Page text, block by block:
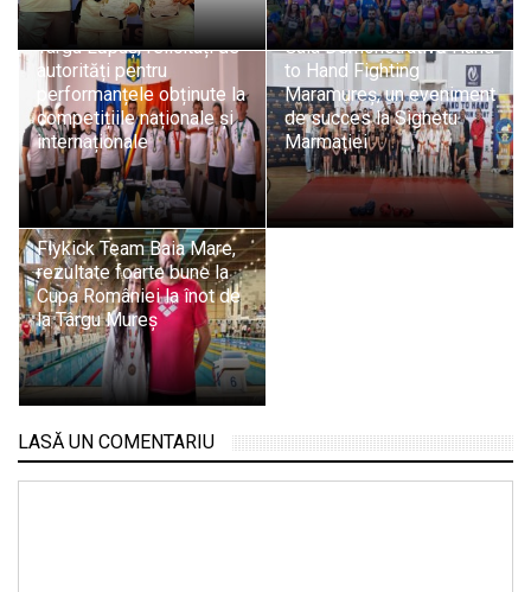
Sportivii A.C.S. Athletic
Târgu Lăpuș, felicitați de
autorități pentru
performanțele obținute la
competițiile naționale și
internaționale
Gala Demonstrativă Hand
to Hand Fighting
Maramureș, un eveniment
de succes la Sighetu
Marmației
Flykick Team Baia Mare,
rezultate foarte bune la
Cupa României la înot de
la Târgu Mureș
LASĂ UN COMENTARIU